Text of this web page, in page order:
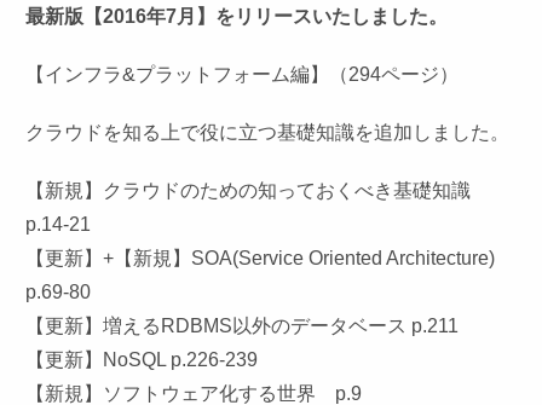
最新版【2016年7月】をリリースいたしました。
【インフラ&プラットフォーム編】（294ページ）
クラウドを知る上で役に立つ基礎知識を追加しました。
【新規】クラウドのための知っておくべき基礎知識
p.14-21
【更新】+【新規】SOA(Service Oriented Architecture)
p.69-80
【更新】増えるRDBMS以外のデータベース p.211
【更新】NoSQL p.226-239
【新規】ソフトウェア化する世界 p.9